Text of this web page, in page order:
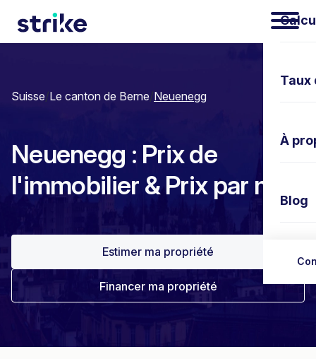
À
Blog
Suisse/Le canton de Berne/Neuenegg
Neuenegg : Prix de
l'immobilier & Prix par m²
Estimer ma propriété
Financer ma propriété